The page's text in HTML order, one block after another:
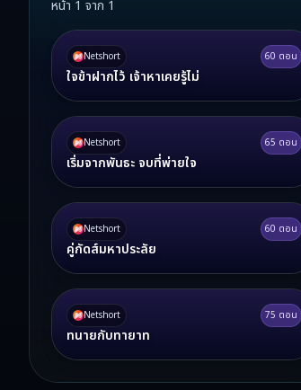
หน้า 1 จาก 1
Netshort 60 ตอน
ใจข้าฝากไว้ เจ้าหาเคยรู้ไม่
Netshort 65 ตอน
เริ่มจากพันธะ จบที่พ่ายใจ
Netshort 60 ตอน
คู่กัดส์มหาประลัย
Netshort 75 ตอน
ทนายกับทายาท